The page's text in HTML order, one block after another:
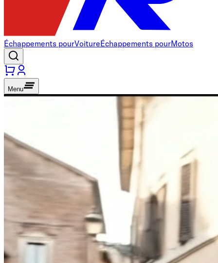
Échappements pourVoitureÉchappements pourMotos
Menu